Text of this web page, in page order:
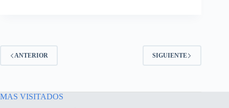
ANTERIOR SIGUIENTE
MAS VISITADOS